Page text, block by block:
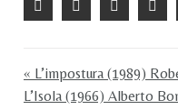
« L’impostura (1989)
L’Isola (1966) Alberto